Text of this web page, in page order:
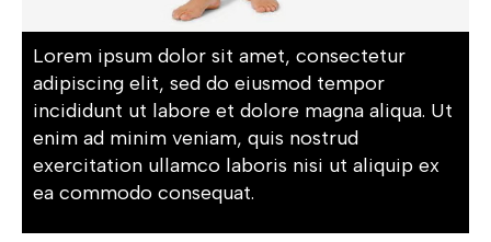
Lorem ipsum dolor sit amet, consectetur
adipiscing elit, sed do eiusmod tempor
incididunt ut labore et dolore magna aliqua. Ut
enim ad minim veniam, quis nostrud
exercitation ullamco laboris nisi ut aliquip ex
ea commodo consequat.